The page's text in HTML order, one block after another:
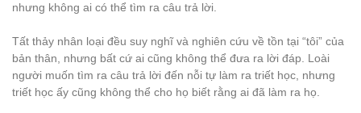
nhưng không ai có thể tìm ra câu trả lời.
Tất thảy nhân loại đều suy nghĩ và nghiên cứu về tồn tại “tôi” của
bản thân, nhưng bất cứ ai cũng không thể đưa ra lời đáp. Loài
người muốn tìm ra câu trả lời đến nỗi tự làm ra triết học, nhưng
triết học ấy cũng không thể cho họ biết rằng ai đã làm ra họ.